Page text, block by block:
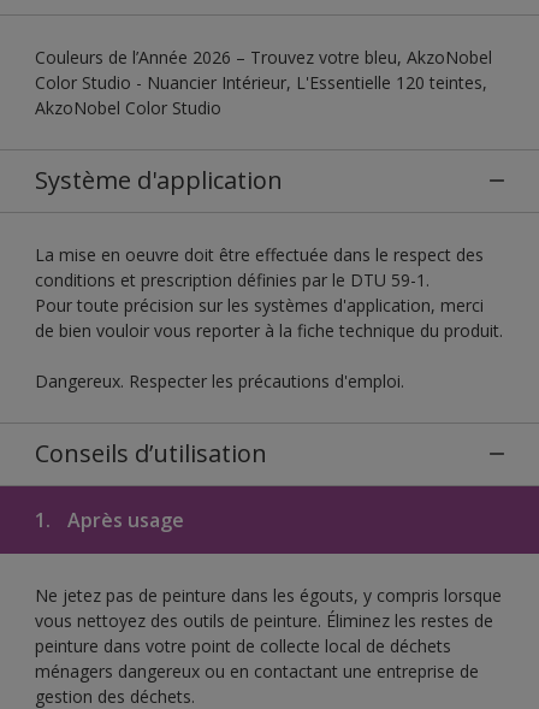
Couleurs de l’Année 2026 – Trouvez votre bleu, AkzoNobel
Color Studio - Nuancier Intérieur, L'Essentielle 120 teintes,
AkzoNobel Color Studio
Système d'application
La mise en oeuvre doit être effectuée dans le respect des
conditions et prescription définies par le DTU 59-1.
Pour toute précision sur les systèmes d'application, merci
de bien vouloir vous reporter à la fiche technique du produit.
Dangereux. Respecter les précautions d'emploi.
Conseils d’utilisation
1. Après usage
Ne jetez pas de peinture dans les égouts, y compris lorsque
vous nettoyez des outils de peinture. Éliminez les restes de
peinture dans votre point de collecte local de déchets
ménagers dangereux ou en contactant une entreprise de
gestion des déchets.